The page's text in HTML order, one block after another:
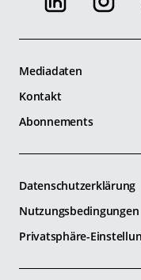
Mediadaten
Kontakt
Abonnements
Datenschutzerklärung
Nutzungsbedingungen
Privatsphäre-